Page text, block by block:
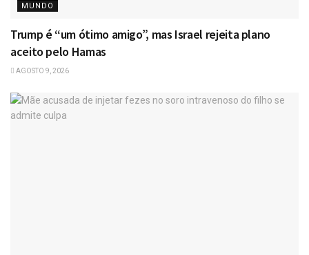
MUNDO
Trump é “um ótimo amigo”, mas Israel rejeita plano
aceito pelo Hamas
AGOSTO 9, 2026